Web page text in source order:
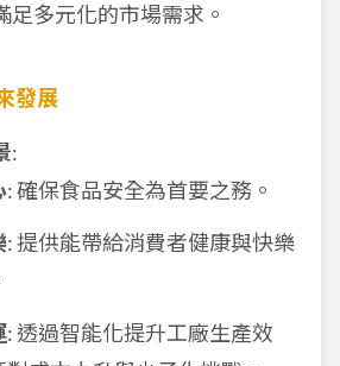
足多元化的市場需求。
發展
:
: 確保食品安全為首要之務。
: 提供能帶給消費者健康與快樂
: 透過智能化提升工廠生產效